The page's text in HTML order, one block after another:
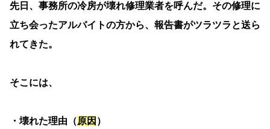
先日、事務所の冷房が壊れ修理業者を呼んだ。その修理に
立ち会ったアルバイトの方から、報告書がツラツラと送ら
れてきた。
そこには、
・壊れた理由（原因 ）